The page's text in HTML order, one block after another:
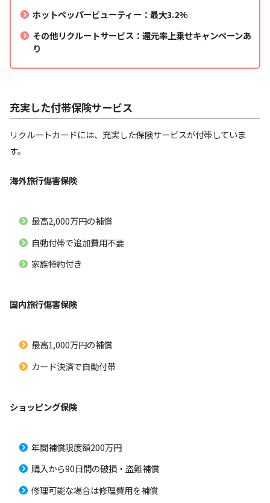
ホットペッパービューティー：最大3.2%
その他リクルートサービス：還元率上乗せキャンペーンあ
り
充実した付帯保険サービス
リクルートカードには、充実した保険サービスが付帯していま
す。
海外旅行傷害保険
最高2,000万円の補償
自動付帯で追加費用不要
家族特約付き
国内旅行傷害保険
最高1,000万円の補償
カード決済で自動付帯
ショッピング保険
年間補償限度額200万円
購入から90日間の破損・盗難補償
修理可能な場合は修理費用を補償